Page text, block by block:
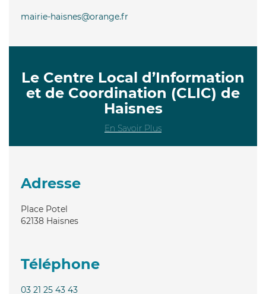
mairie-haisnes@orange.fr
Le Centre Local d’Information
et de Coordination (CLIC) de
Haisnes
En Savoir Plus
Adresse
Place Potel
62138 Haisnes
Téléphone
03 21 25 43 43